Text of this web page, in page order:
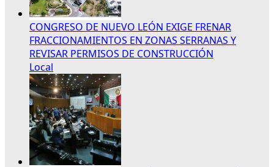
CONGRESO DE NUEVO LEÓN EXIGE FRENAR
FRACCIONAMIENTOS EN ZONAS SERRANAS Y
REVISAR PERMISOS DE CONSTRUCCIÓN
Local